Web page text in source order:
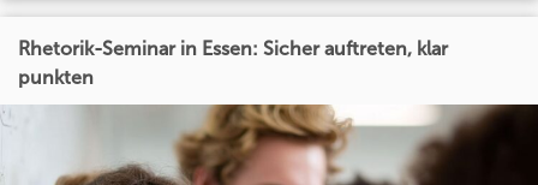
Rhetorik-Seminar in Essen: Sicher auftreten, klar
punkten